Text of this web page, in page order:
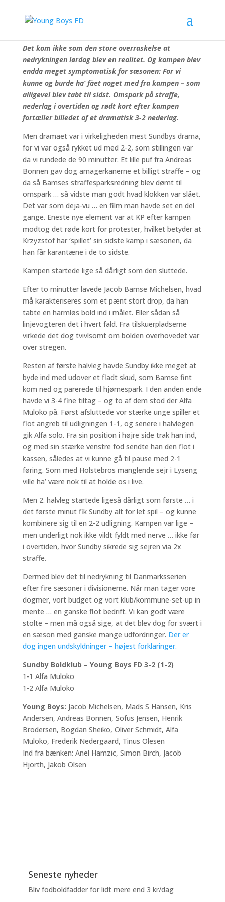
nedrykningen blev en realitet
Det kom ikke som den store overraskelse at
nedrykningen lørdag blev en realitet. Og kampen blev
endda meget symptomatisk for sæsonen: For vi
kunne og burde ha’ fået noget med fra kampen – som
alligevel blev tabt til sidst. Omspark på straffe,
nederlag i overtiden og rødt kort efter kampen
fortæller billedet af et dramatisk 3-2 nederlag.
Men dramaet var i virkeligheden mest Sundbys drama,
for vi var også rykket ud med 2-2, som stillingen var
da vi rundede de 90 minutter. Et lille puf fra Andreas
Bonnen gav dog amagerkanerne et billigt straffe – og
da så Bamses straffesparksredning blev dømt til
omspark … så vidste man godt hvad klokken var slået.
Det var som deja-vu … en film man havde set en del
gange. Eneste nye element var at KP efter kampen
modtog det røde kort for protester, hvilket betyder at
Krzyzstof har ‘spillet’ sin sidste kamp i sæsonen, da
han får karantæne i de to sidste.
Kampen startede lige så dårligt som den sluttede.
Efter to minutter lavede Jacob Bamse Michelsen, hvad
må karakteriseres som et pænt stort drop, da han
tabte en harmløs bold ind i målet. Eller sådan så
linjevogteren det i hvert fald. Fra tilskuerpladserne
virkede det dog tvivlsomt om bolden overhovedet var
over stregen.
Resten af første halvleg havde Sundby ikke meget at
byde ind med udover et fladt skud, som Bamse fint
kom ned og parerede til hjørnespark. I den anden ende
havde vi 3-4 fine tiltag – og to af dem stod der Alfa
Muloko på. Først afsluttede vor stærke unge spiller et
flot angreb til udligningen 1-1, og senere i halvlegen
gik Alfa solo. Fra sin position i højre side trak han ind,
og med sin stærke venstre fod sendte han den flot i
kassen, således at vi kunne gå til pause med 2-1
føring. Som med Holstebros manglende sejr i Lyseng
ville ha’ være nok til at holde os i live.
Men 2. halvleg startede ligeså dårligt som første … i
det første minut fik Sundby alt for let spil – og kunne
kombinere sig til en 2-2 udligning. Kampen var lige –
men underligt nok ikke vildt fyldt med nerve … ikke før
i overtiden, hvor Sundby sikrede sig sejren via 2x
straffe.
Dermed blev det til nedrykning til Danmarksserien
efter fire sæsoner i divisionerne. Når man tager vore
dogmer, vort budget og vort klub/kommune-set-up in
mente … en ganske flot bedrift. Vi kan godt være
stolte – men må også sige, at det blev dog for svært i
en sæson med ganske mange udfordringer. Der er
dog ingen undskyldninger – højest forklaringer.
Sundby Boldklub – Young Boys FD 3-2 (1-2)
1-1 Alfa Muloko
1-2 Alfa Muloko
Young Boys: Jacob Michelsen, Mads S Hansen, Kris
Andersen, Andreas Bonnen, Sofus Jensen, Henrik
Brodersen, Bogdan Sheiko, Oliver Schmidt, Alfa
Muloko, Frederik Nedergaard, Tinus Olesen
Ind fra bænken: Anel Hamzic, Simon Birch, Jacob
Hjorth, Jakob Olsen
Seneste nyheder
Bliv fodboldfadder for lidt mere end 3 kr/dag